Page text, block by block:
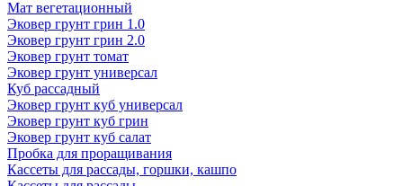
Мат вегетационный
Эковер грунт грин 1.0
Эковер грунт грин 2.0
Эковер грунт томат
Эковер грунт универсал
Куб рассадный
Эковер грунт куб универсал
Эковер грунт куб грин
Эковер грунт куб салат
Пробка для проращивания
Кассеты для рассады, горшки, кашпо